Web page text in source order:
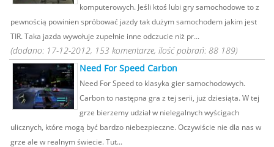
komputerowych. Jeśli ktoś lubi gry samochodowe to z
pewnością powinien spróbować jazdy tak dużym samochodem jakim jest
TIR. Taka jazda wywołuje zupełnie inne odczucie niż pr...
(dodano: 17-12-2012, 153 komentarze, ilość pobrań: 88 189)
Need For Speed Carbon
Need For Speed to klasyka gier samochodowych.
Carbon to następna gra z tej serii, już dziesiąta. W tej
grze bierzemy udział w nielegalnych wyścigach
ulicznych, które mogą być bardzo niebezpieczne. Oczywiście nie dla nas w
grze ale w realnym świecie. Tut...